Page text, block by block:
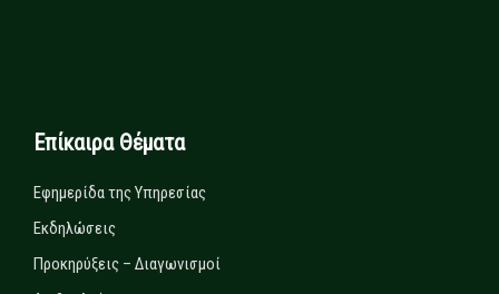
Επίκαιρα Θέματα
Εφημερίδα της Υπηρεσίας
Εκδηλώσεις
Προκηρύξεις – Διαγωνισμοί